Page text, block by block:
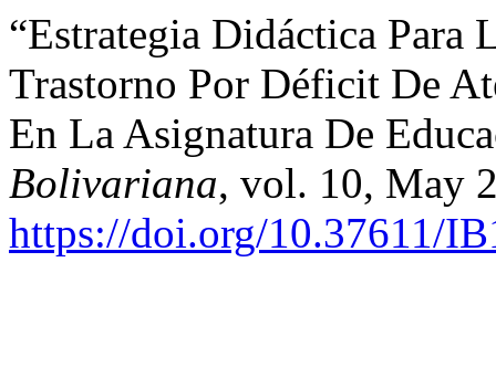
“Estrategia Didáctica Para
Trastorno Por Déficit De
En La Asignatura De
Bolivariana, vol. 10, May
https://doi.org/10.37611/